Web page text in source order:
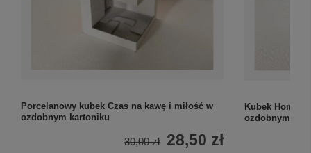
Porcelanowy kubek Czas na kawę i miłość w
ozdobnym kartoniku
30,00 zł 28,50 zł
Kubek Home
ozdobnym